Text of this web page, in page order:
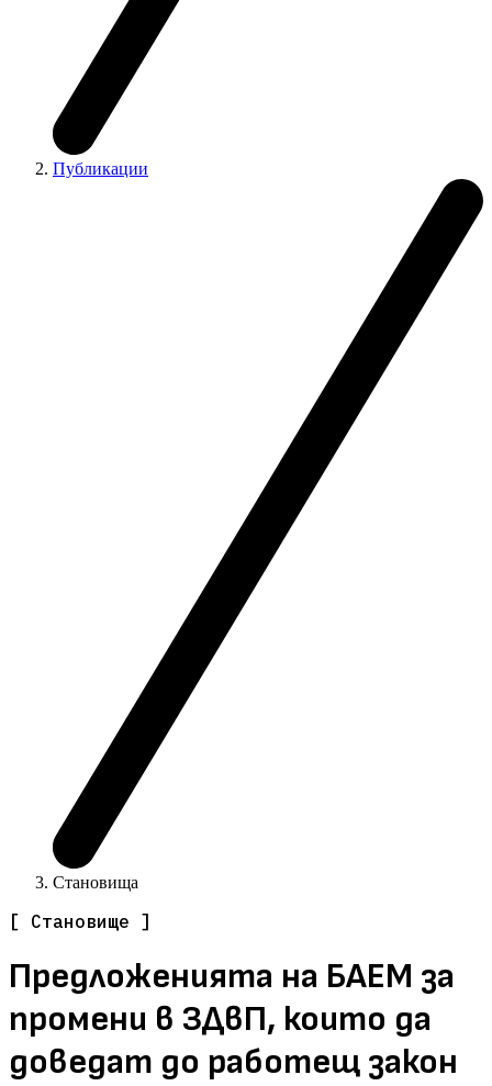
Публикации
Становища
[ Становище ]
Предложенията на БАЕМ за
промени в ЗДвП, които да
доведат до работещ закон